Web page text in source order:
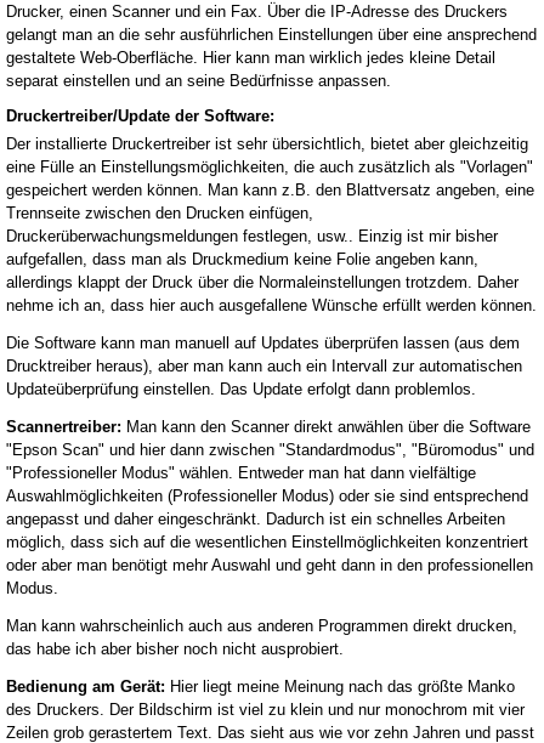
Drucker, einen Scanner und ein Fax. Über die IP-Adresse des Druckers
gelangt man an die sehr ausführlichen Einstellungen über eine ansprechend
gestaltete Web-Oberfläche. Hier kann man wirklich jedes kleine Detail
separat einstellen und an seine Bedürfnisse anpassen.
Druckertreiber/Update der Software:
Der installierte Druckertreiber ist sehr übersichtlich, bietet aber gleichzeitig
eine Fülle an Einstellungsmöglichkeiten, die auch zusätzlich als "Vorlagen"
gespeichert werden können. Man kann z.B. den Blattversatz angeben, eine
Trennseite zwischen den Drucken einfügen,
Druckerüberwachungsmeldungen festlegen, usw.. Einzig ist mir bisher
aufgefallen, dass man als Druckmedium keine Folie angeben kann,
allerdings klappt der Druck über die Normaleinstellungen trotzdem. Daher
nehme ich an, dass hier auch ausgefallene Wünsche erfüllt werden können.
Die Software kann man manuell auf Updates überprüfen lassen (aus dem
Drucktreiber heraus), aber man kann auch ein Intervall zur automatischen
Updateüberprüfung einstellen. Das Update erfolgt dann problemlos.
Scannertreiber: Man kann den Scanner direkt anwählen über die Software
"Epson Scan" und hier dann zwischen "Standardmodus", "Büromodus" und
"Professioneller Modus" wählen. Entweder man hat dann vielfältige
Auswahlmöglichkeiten (Professioneller Modus) oder sie sind entsprechend
angepasst und daher eingeschränkt. Dadurch ist ein schnelles Arbeiten
möglich, dass sich auf die wesentlichen Einstellmöglichkeiten konzentriert
oder aber man benötigt mehr Auswahl und geht dann in den professionellen
Modus.
Man kann wahrscheinlich auch aus anderen Programmen direkt drucken,
das habe ich aber bisher noch nicht ausprobiert.
Bedienung am Gerät: Hier liegt meine Meinung nach das größte Manko
des Druckers. Der Bildschirm ist viel zu klein und nur monochrom mit vier
Zeilen grob gerastertem Text. Das sieht aus wie vor zehn Jahren und passt